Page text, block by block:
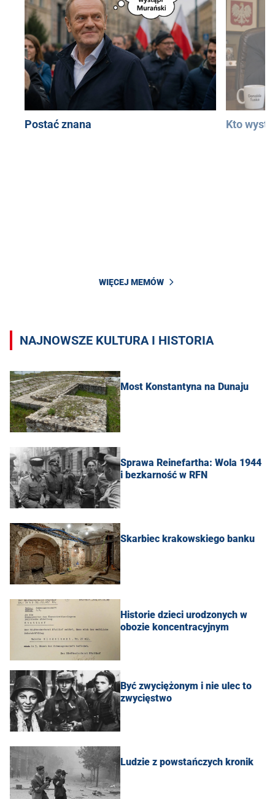
Postać znana Kto
WIĘCEJ MEMÓW
NAJNOWSZE KULTURA I HISTORIA
Most Konstantyna na Dunaju
Sprawa Reinefartha: Wola 1944
i bezkarność w RFN
Skarbiec krakowskiego banku
Historie dzieci urodzonych w
obozie koncentracyjnym
Być zwyciężonym i nie ulec to
zwycięstwo
Ludzie z powstańczych kronik